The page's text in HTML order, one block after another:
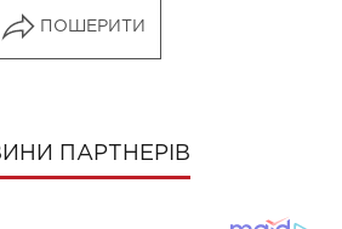
ПОШЕРИТИ
ПАРТНЕРІВ